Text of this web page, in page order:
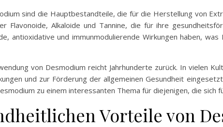
sind die Hauptbestandteile, die für die Herstellung von
Flavonoide, Alkaloide und Tannine, die für ihre
antioxidative und immunmodulierende Wirkungen haben,
von Desmodium reicht Jahrhunderte zurück. In vielen
und zur Förderung der allgemeinen Gesundheit
zu einem interessanten Thema für diejenigen, die sich
Vorteile von